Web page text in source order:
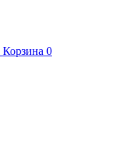
Корзина 0